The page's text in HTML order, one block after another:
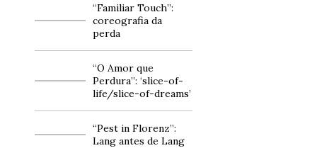
“Familiar Touch”:
coreografia da
perda
“O Amor que
Perdura”: ‘slice-of-
life/slice-of-dreams’
“Pest in Florenz”:
Lang antes de Lang